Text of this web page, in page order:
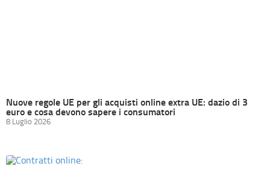
Nuove regole UE per gli acquisti online extra UE: dazio di 3
euro e cosa devono sapere i consumatori
8 Luglio 2026